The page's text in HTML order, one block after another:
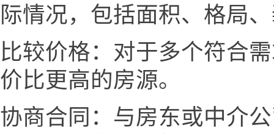
际情况，包括面积、格局
比较价格：对于多个符合
价比更高的房源。
协商合同：与房东或中介